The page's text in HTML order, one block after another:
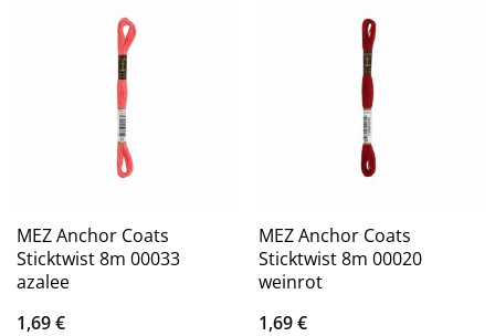
MEZ Anchor Coats
Sticktwist 8m 00033
azalee
1,69€
MEZ Anchor Coats
Sticktwist 8m 00020
weinrot
1,69€